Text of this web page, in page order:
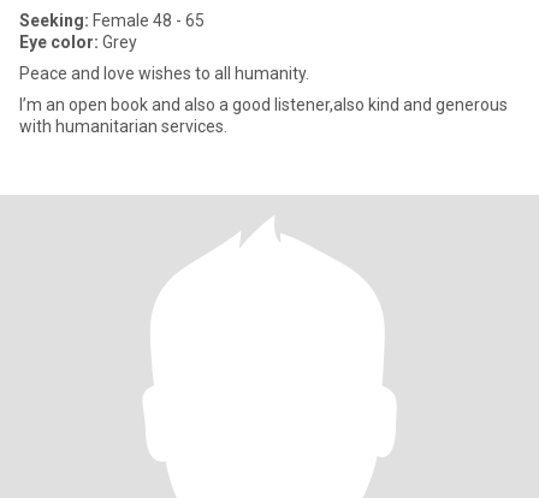
Seeking: Female 48 - 65
Eye color: Grey
Peace and love wishes to all humanity.
I’m an open book and also a good listener,also kind and generous
with humanitarian services.